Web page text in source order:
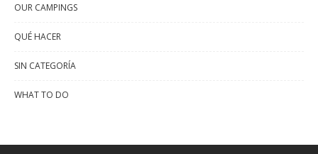
OUR CAMPINGS
QUÉ HACER
SIN CATEGORÍA
WHAT TO DO